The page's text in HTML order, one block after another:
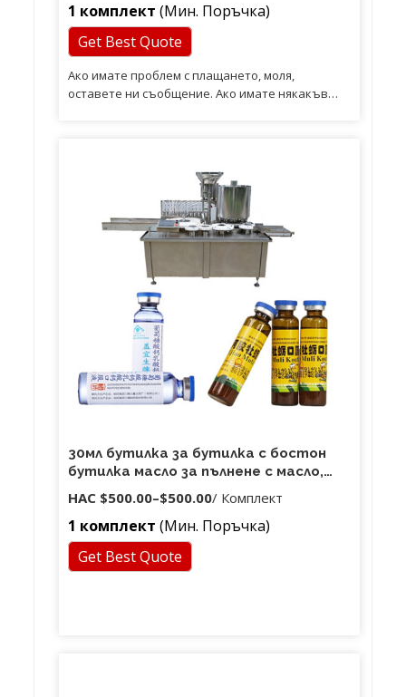
1 комплект (Мин. Поръчка)
Get Best Quote
Ако имате проблем с плащането, моля,
оставете ни съобщение. Ако имате някакъв
продукти, моля, оставете ни съобщение.
30мл бутилка за бутилка с бостон
бутилка масло за пълнене с масло,
Китай Автоматичен пълнител за
етерично масло и машина за
затваряне
НАС $500.00–$500.00/ Комплект
1 комплект (Мин. Поръчка)
Get Best Quote